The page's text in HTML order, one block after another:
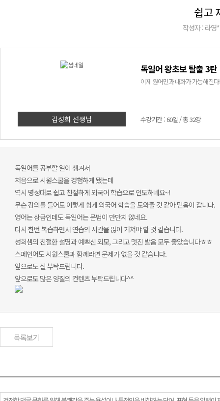
쉽고
작성자 : 라영*
김성희 선생님
독일어 왕초보 탈출 3탄
이제 원어민과 대화가 가능해진
수강기간 : 60일 / 총 32강
독일어를 공부할 일이 생겨서
처음으로 시원스쿨을 경험하게 됐는데
역시 명성대로 쉽고 친절하게 외국어 학습으로 인도하네요~!
무슨 강의를 들어도 이렇게 쉽게 외국어 학습을 도와줄 것 같아 믿음이 갑니다.
영어는 상급인데도 독일어는 문법이 만만치 않네요.
다시 한번 복습하면서 연습의 시간을 많이 거쳐야 할 것 같습니다.
성희샘의 친절한 설명과 예쁘신 외모, 그리고 멋진 발음 모두 좋았습니다ㅎㅎ
스페인어도 시원스쿨과 함께라면 문제가 없을 것 같습니다.
앞으로도 잘 부탁드립니다.
앞으로도 많은 양질의 컨텐츠 부탁드립니다^^
목록보기